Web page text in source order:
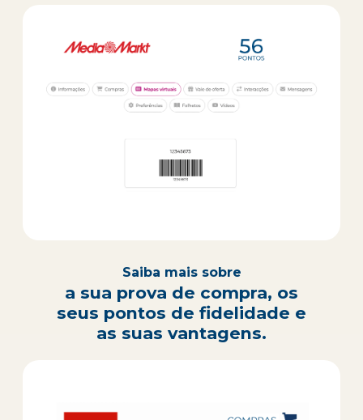
Saiba mais sobre
a sua prova de compra, os
seus pontos de fidelidade e
as suas vantagens.